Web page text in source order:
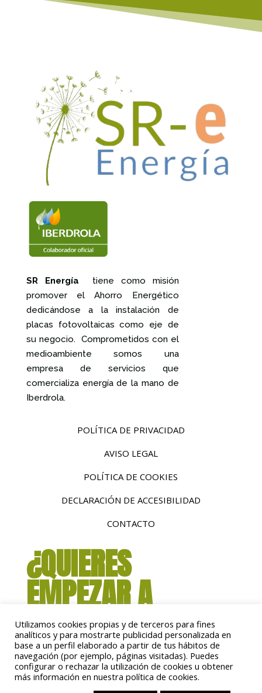
SR Energía
tiene como misión
promover el Ahorro Energético
dedicándose a la instalación de
placas fotovoltaicas como eje de
su negocio. Comprometidos con el
medioambiente somos una
empresa de servicios que
comercializa energía de la mano de
Iberdrola.
POLÍTICA DE PRIVACIDAD
AVISO LEGAL
POLÍTICA DE COOKIES
DECLARACIÓN DE ACCESIBILIDAD
CONTACTO
¿QUIERES
EMPEZAR A
AHORRAR?
CONTACTAR
Utilizamos cookies propias y de terceros para fines
analíticos y para mostrarte publicidad personalizada en
base a un perfil elaborado a partir de tus hábitos de
navegación (por ejemplo, páginas visitadas). Puedes
configurar o rechazar la utilización de cookies u obtener
más información en nuestra política de cookies.